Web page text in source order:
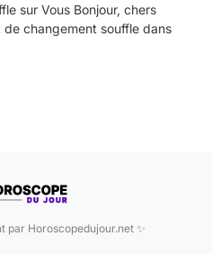
sur Vous Bonjour, chers
de changement souffle dans
par Horoscopedujour.net ✨